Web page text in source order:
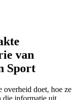
van
Sport
overheid doet, hoe ze
die informatie uit